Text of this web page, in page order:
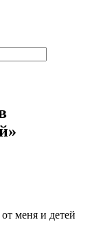
меня и детей